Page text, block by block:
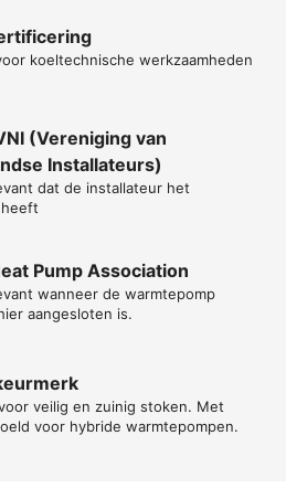
koeltechnische werkzaamheden
(Vereniging van
Installateurs)
dat de installateur het
Pump Association
wanneer de warmtepomp
aangesloten is.
veilig en zuinig stoken. Met
voor hybride warmtepompen.